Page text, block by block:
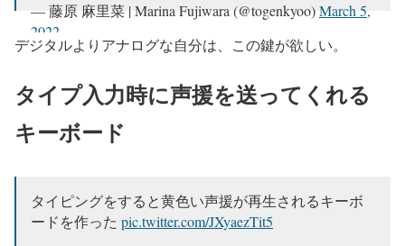
— 藤原 麻里菜 | Marina Fujiwara (@togenkyoo)March 5,
2022
デジタルよりアナログな自分は、この鍵が欲しい。
タイプ入力時に声援を送ってくれる
キーボード
タイピングをすると黄色い声援が再生されるキーボ
ードを作った pic.twitter.com/JXyaezTit5